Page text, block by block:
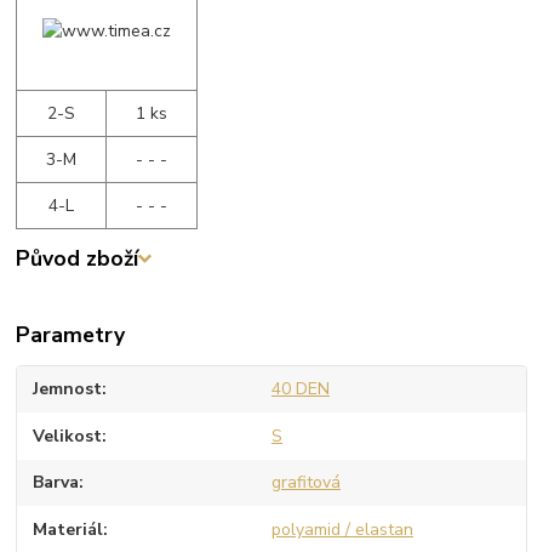
2-S
1 ks
3-M
- - -
4-L
- - -
Původ zboží
Parametry
Jemnost 40 DEN
Velikost S
Barva grafitová
Materiál polyamid / elastan